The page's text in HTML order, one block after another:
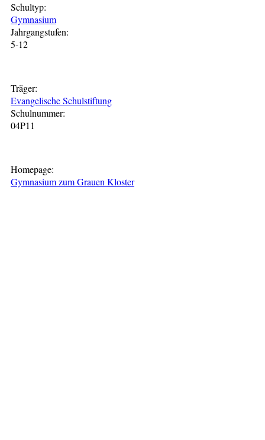
Schultyp:
Gymnasium
Jahrgangstufen:
5-12
Träger:
Evangelische Schulstiftung
Schulnummer:
04P11
Homepage:
Gymnasium zum Grauen Kloster